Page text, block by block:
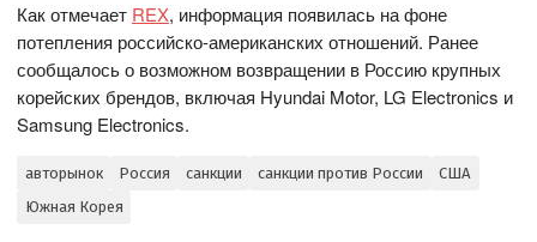
Как отмечает REX, информация появилась на фоне
потепления российско-американских отношений. Ранее
сообщалось о возможном возвращении в Россию крупных
корейских брендов, включая Hyundai Motor, LG Electronics и
Samsung Electronics.
авторынок Россия санкции санкции против России
США
Южная Корея